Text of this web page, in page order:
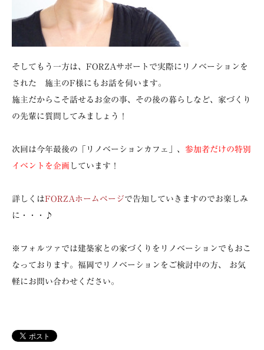
そしてもう一方は、FORZAサポートで実際にリノベーションを
された 施主のF様にもお話を伺います。
施主だからこそ話せるお金の事、その後の暮らしなど、家づくり
の先輩に質問してみましょう！
次回は今年最後の「リノベーションカフェ」、 参加者だけの特別
イベントを企画 しています！
詳しくはFORZAホームページで告知していきますのでお楽しみ
に・・・♪
※フォルツァでは建築家との家づくりをリノベーションでもおこ
なっております。福岡でリノベーションをご検討中の方、 お気
軽にお問い合わせください。